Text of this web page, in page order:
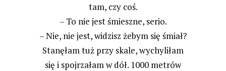
tam, czy coś.
– To nie jest śmieszne, serio.
– Nie, nie jest, widzisz żebym się śmiał?
Stanęłam tuż przy skale, wychyliłam
się i spojrzałam w dół. 1000 metrów